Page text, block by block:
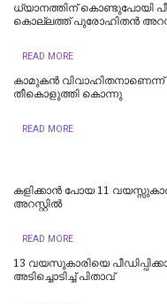
ധ്യാനത്തിന് കൊണ്ടുപോയി
കൊല്ലത്ത് പുരോഹിതന്‍
READ MORE
കാമുകൻ
തീകൊളുത്തി കൊന്നു
READ MORE
കളിക്കാൻ പോയ 11
അറസ്റ്റിൽ
READ MORE
13 വയസുകാരിയെ
അടിച്ചൊടിച്ച് പിതാവ്